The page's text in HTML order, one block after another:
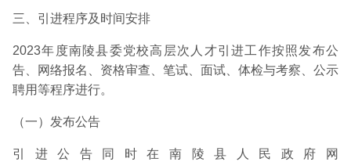
三、引进程序及时间安排
2023年度南陵县委党校高层次人才引进工作按照发布公
告、网络报名、资格审查、笔试、面试、体检与考察、公示
聘用等程序进行。
（一）发布公告
引进公告同时在南陵县人民政府网